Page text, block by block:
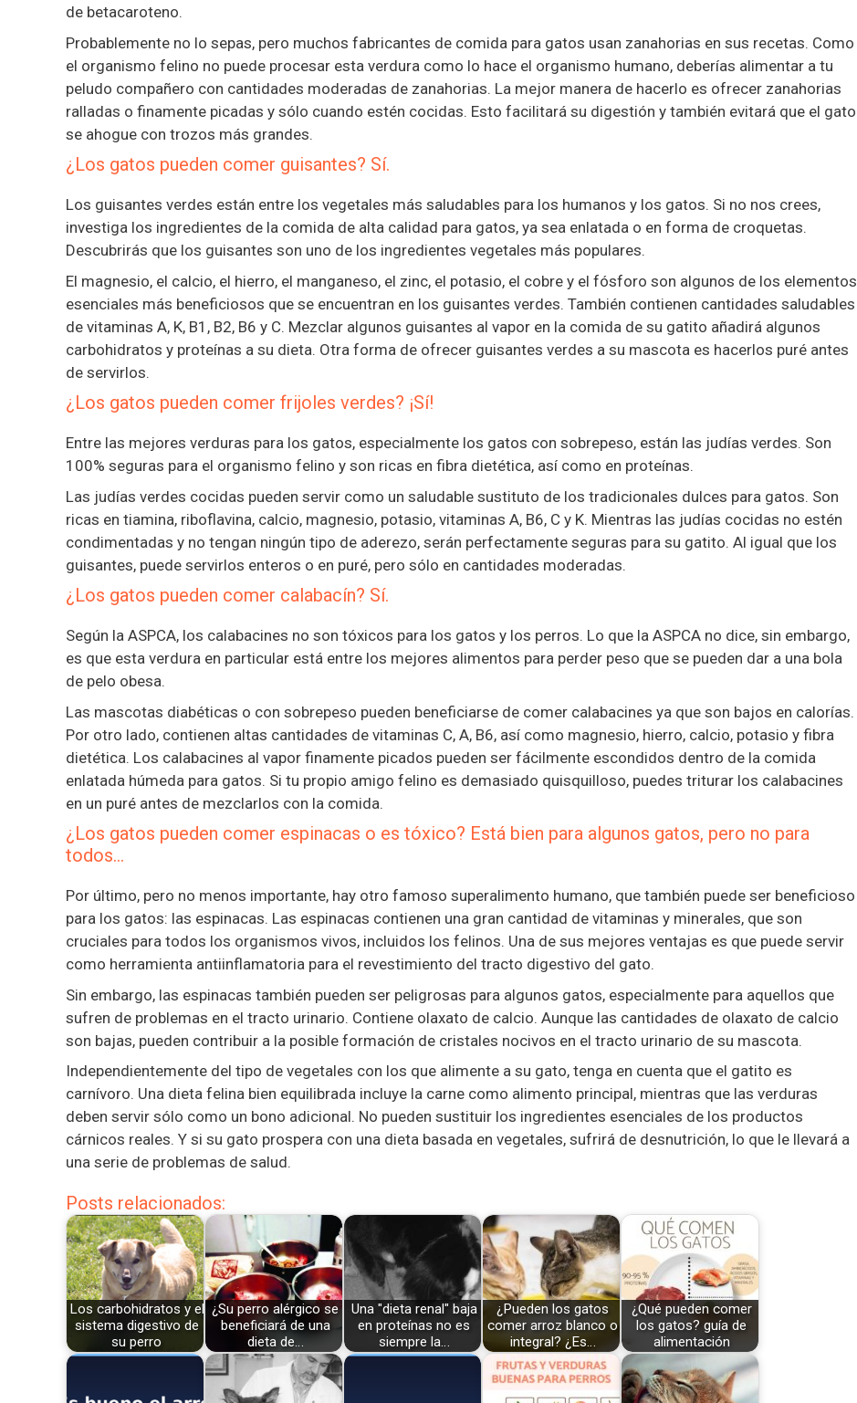
de betacaroteno.
Probablemente no lo sepas, pero muchos fabricantes de comida para gatos usan zanahorias en sus recetas. Como
el organismo felino no puede procesar esta verdura como lo hace el organismo humano, deberías alimentar a tu
peludo compañero con cantidades moderadas de zanahorias. La mejor manera de hacerlo es ofrecer zanahorias
ralladas o finamente picadas y sólo cuando estén cocidas. Esto facilitará su digestión y también evitará que el gato
se ahogue con trozos más grandes.
¿Los gatos pueden comer guisantes? Sí.
Los guisantes verdes están entre los vegetales más saludables para los humanos y los gatos. Si no nos crees,
investiga los ingredientes de la comida de alta calidad para gatos, ya sea enlatada o en forma de croquetas.
Descubrirás que los guisantes son uno de los ingredientes vegetales más populares.
El magnesio, el calcio, el hierro, el manganeso, el zinc, el potasio, el cobre y el fósforo son algunos de los elementos
esenciales más beneficiosos que se encuentran en los guisantes verdes. También contienen cantidades saludables
de vitaminas A, K, B1, B2, B6 y C. Mezclar algunos guisantes al vapor en la comida de su gatito añadirá algunos
carbohidratos y proteínas a su dieta. Otra forma de ofrecer guisantes verdes a su mascota es hacerlos puré antes
de servirlos.
¿Los gatos pueden comer frijoles verdes? ¡Sí!
Entre las mejores verduras para los gatos, especialmente los gatos con sobrepeso, están las judías verdes. Son
100% seguras para el organismo felino y son ricas en fibra dietética, así como en proteínas.
Las judías verdes cocidas pueden servir como un saludable sustituto de los tradicionales dulces para gatos. Son
ricas en tiamina, riboflavina, calcio, magnesio, potasio, vitaminas A, B6, C y K. Mientras las judías cocidas no estén
condimentadas y no tengan ningún tipo de aderezo, serán perfectamente seguras para su gatito. Al igual que los
guisantes, puede servirlos enteros o en puré, pero sólo en cantidades moderadas.
¿Los gatos pueden comer calabacín? Sí.
Según la ASPCA, los calabacines no son tóxicos para los gatos y los perros. Lo que la ASPCA no dice, sin embargo,
es que esta verdura en particular está entre los mejores alimentos para perder peso que se pueden dar a una bola
de pelo obesa.
Las mascotas diabéticas o con sobrepeso pueden beneficiarse de comer calabacines ya que son bajos en calorías.
Por otro lado, contienen altas cantidades de vitaminas C, A, B6, así como magnesio, hierro, calcio, potasio y fibra
dietética. Los calabacines al vapor finamente picados pueden ser fácilmente escondidos dentro de la comida
enlatada húmeda para gatos. Si tu propio amigo felino es demasiado quisquilloso, puedes triturar los calabacines
en un puré antes de mezclarlos con la comida.
¿Los gatos pueden comer espinacas o es tóxico? Está bien para algunos gatos, pero no para
todos…
Por último, pero no menos importante, hay otro famoso superalimento humano, que también puede ser beneficioso
para los gatos: las espinacas. Las espinacas contienen una gran cantidad de vitaminas y minerales, que son
cruciales para todos los organismos vivos, incluidos los felinos. Una de sus mejores ventajas es que puede servir
como herramienta antiinflamatoria para el revestimiento del tracto digestivo del gato.
Sin embargo, las espinacas también pueden ser peligrosas para algunos gatos, especialmente para aquellos que
sufren de problemas en el tracto urinario. Contiene olaxato de calcio. Aunque las cantidades de olaxato de calcio
son bajas, pueden contribuir a la posible formación de cristales nocivos en el tracto urinario de su mascota.
Independientemente del tipo de vegetales con los que alimente a su gato, tenga en cuenta que el gatito es
carnívoro. Una dieta felina bien equilibrada incluye la carne como alimento principal, mientras que las verduras
deben servir sólo como un bono adicional. No pueden sustituir los ingredientes esenciales de los productos
cárnicos reales. Y si su gato prospera con una dieta basada en vegetales, sufrirá de desnutrición, lo que le llevará a
una serie de problemas de salud.
Posts relacionados:
Los carbohidratos y el
sistema digestivo de
su perro
¿Su perro alérgico se
beneficiará de una
dieta de…
Una "dieta renal" baja
en proteínas no es
siempre la…
¿Pueden los gatos
comer arroz blanco o
integral? ¿Es…
¿Qué pueden comer
los gatos? guía de
alimentación